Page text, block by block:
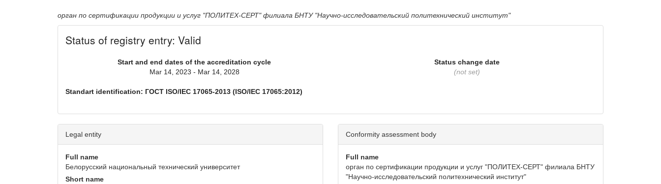
орган по сертификации продукции и услуг "ПОЛИТЕХ-СЕРТ" филиала БНТУ "Научно-исследовательский политехнический институт"
Status of registry entry: Valid
Start and end dates of the accreditation cycle
Mar 14, 2023 - Mar 14, 2028
Status change date
(not set)
Standart identification: ГОСТ ISO/IEC 17065-2013 (ISO/IEC 17065:2012)
Legal entity
Full name
Белорусский национальный технический университет
Short name
Conformity assessment body
Full name
орган по сертификации продукции и услуг "ПОЛИТЕХ-СЕРТ" филиала БНТУ
"Научно-исследовательский политехнический институт"